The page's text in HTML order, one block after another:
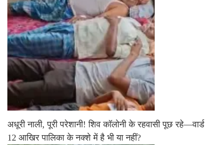
अधूरी नाली, पूरी परेशानी! शिव कॉलोनी के रहवासी पूछ रहे—वार्ड
12 आखिर पालिका के नक्शे में है भी या नहीं?